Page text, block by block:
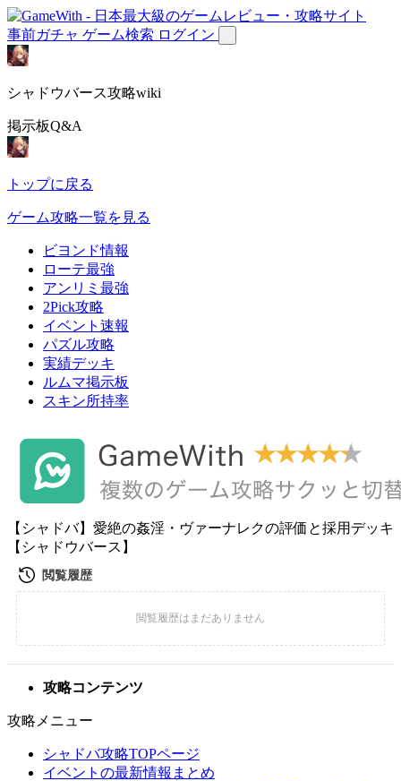
事前ガチャ ゲーム検索 ログイン
シャドウバース攻略wiki
掲示板Q&A
トップに戻る
ゲーム攻略一覧を見る
ビヨンド情報
ローテ最強
アンリミ最強
2Pick攻略
イベント速報
パズル攻略
実績デッキ
ルムマ掲示板
スキン所持率
【シャドバ】愛絶の姦淫・ヴァーナレクの評価と採用デッキ
【シャドウバース】
攻略コンテンツ
攻略メニュー
シャドバ攻略TOPページ
イベントの最新情報まとめ